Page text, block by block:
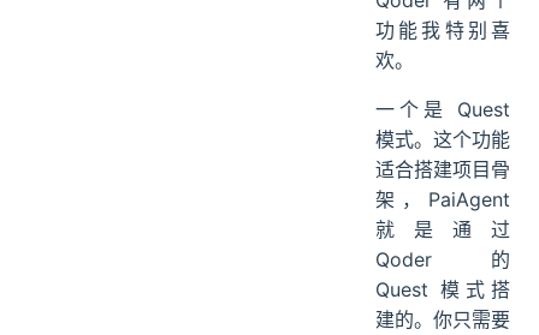
功能我特别喜
欢。
一个是 Quest
模式。这个功能
适合搭建项目骨
架，PaiAgent
就是通过
Qoder 的
Quest 模式搭
建的。你只需要